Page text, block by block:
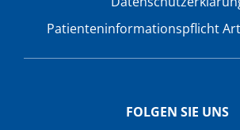
Patienteninformationspflicht
FOLGEN SIE UNS